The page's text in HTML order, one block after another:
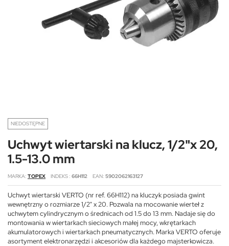
NIEDOSTĘPNE
Uchwyt wiertarski na klucz, 1/2"x 20,
1.5-13.0 mm
MARKA TOPEX INDEKS 66H112 EAN 5902062163127
Uchwyt wiertarski VERTO (nr ref. 66H112) na kluczyk posiada gwint
wewnętrzny o rozmiarze 1/2" x 20. Pozwala na mocowanie wierteł z
uchwytem cylindrycznym o średnicach od 1.5 do 13 mm. Nadaje się do
montowania w wiertarkach sieciowych małej mocy, wkrętarkach
akumulatorowych i wiertarkach pneumatycznych. Marka VERTO oferuje
asortyment elektronarzędzi i akcesoriów dla każdego majsterkowicza.